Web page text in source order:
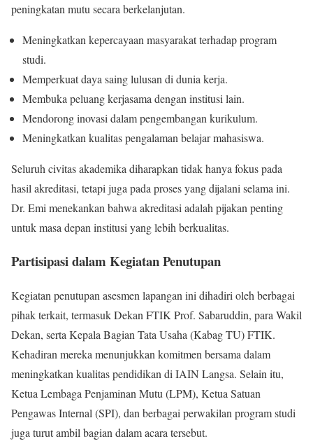
peningkatan mutu secara berkelanjutan.
Meningkatkan kepercayaan masyarakat terhadap program
studi.
Memperkuat daya saing lulusan di dunia kerja.
Membuka peluang kerjasama dengan institusi lain.
Mendorong inovasi dalam pengembangan kurikulum.
Meningkatkan kualitas pengalaman belajar mahasiswa.
Seluruh civitas akademika diharapkan tidak hanya fokus pada
hasil akreditasi, tetapi juga pada proses yang dijalani selama ini.
Dr. Emi menekankan bahwa akreditasi adalah pijakan penting
untuk masa depan institusi yang lebih berkualitas.
Partisipasi dalam Kegiatan Penutupan
Kegiatan penutupan asesmen lapangan ini dihadiri oleh berbagai
pihak terkait, termasuk Dekan FTIK Prof. Sabaruddin, para Wakil
Dekan, serta Kepala Bagian Tata Usaha (Kabag TU) FTIK.
Kehadiran mereka menunjukkan komitmen bersama dalam
meningkatkan kualitas pendidikan di IAIN Langsa. Selain itu,
Ketua Lembaga Penjaminan Mutu (LPM), Ketua Satuan
Pengawas Internal (SPI), dan berbagai perwakilan program studi
juga turut ambil bagian dalam acara tersebut.